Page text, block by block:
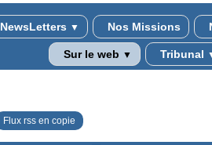
NewsLetters ▼ Nos Missions
Sur le web ▼ Tribunal
Flux rss en copie